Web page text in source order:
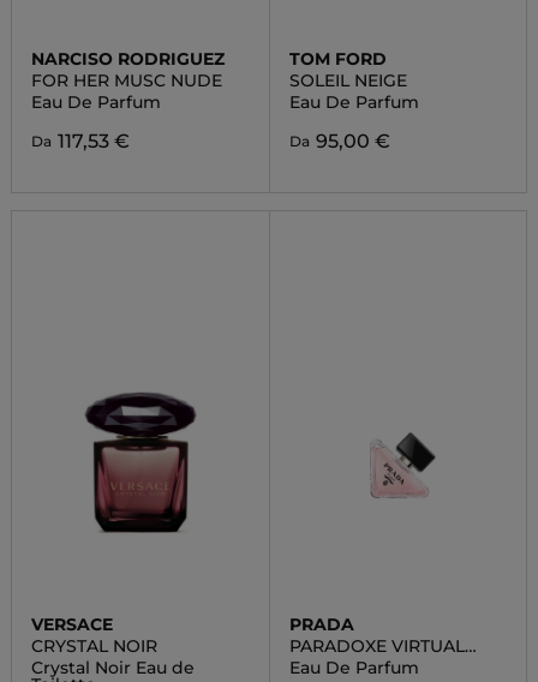
NARCISO RODRIGUEZ
FOR HER MUSC NUDE
Eau De Parfum
Da 117,53 €
TOM FORD
SOLEIL NEIGE
Eau De Parfum
Da 95,00 €
VERSACE
CRYSTAL NOIR
Crystal Noir Eau de
PRADA
PARADOXE VIRTUAL
FLOWER
Eau De Parfum